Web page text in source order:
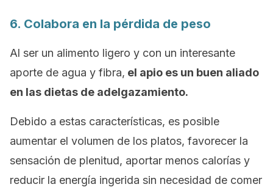
6. Colabora en la pérdida de peso
Al ser un alimento ligero y con un interesante
aporte de agua y fibra, el apio es un buen aliado
en las dietas de adelgazamiento.
Debido a estas características, es posible
aumentar el volumen de los platos, favorecer la
sensación de plenitud, aportar menos calorías y
reducir la energía ingerida sin necesidad de comer